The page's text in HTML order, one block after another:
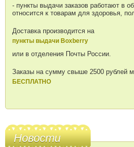
- пункты выдачи заказов работают в
относится к товарам для здоровья,
Доставка производится на
пункты выдачи Boxberry
или в отделения Почты России.
Заказы на сумму свыше 2500 рублей
БЕСПЛАТНО
Новости